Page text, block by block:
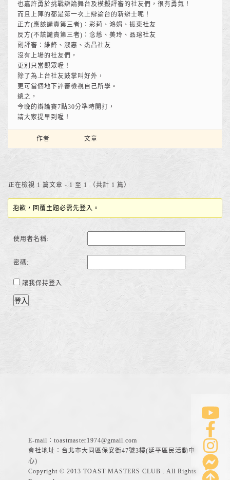
也嘉許勇於挑戰辯論舞台及模擬評審的社友們，很有勇氣！
而且上陣的都是第一次上辯論台的新辯士呢！
正方(應該譴責第三者)：彩莉、鴻娟、振東社友
反方(不該譴責第三者)：念慈、美玲、品瑢社友
副評審：維鋒、淑惠、杰昌社友
沒有上場的社友們，
更別只當觀眾喔！
除了為上台社友鼓掌叫好外，
更可當個地下評審檢視自己所學。
總之，
今晚的辯論賽7點30分準時開打，
請大家提早到喔！
作者 文章
正在檢視 1 篇文章 - 1 至 1 （共計 1 篇）
抱歉，回覆主題必需先登入。
使用者名稱:
密碼:
讓我保持登入
登入
E-mail： toastmaster1974@gmail.com
會社地址：台北市大同區保安街47號3樓(延平區民活動中
心)
Copyright © 2013 TOAST MASTERS CLUB . All Rights